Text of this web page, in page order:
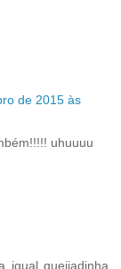
de 2015 às
uhuuuu
igual queijadinha.